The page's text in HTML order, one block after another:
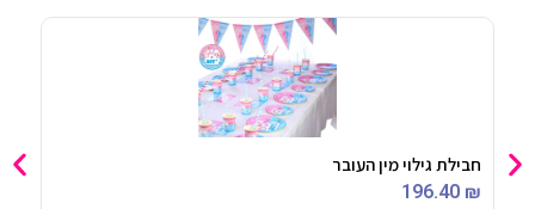
חבילת גילוי מין העובר
196.40 ₪